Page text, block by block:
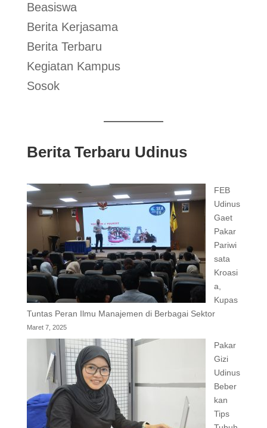
Beasiswa
Berita Kerjasama
Berita Terbaru
Kegiatan Kampus
Sosok
Berita Terbaru Udinus
FEB
Udinus
Gaet
Pakar
Pariwi
sata
Kroasi
a,
Kupas
Tuntas Peran Ilmu Manajemen di Berbagai Sektor
Maret 7, 2025
Pakar
Gizi
Udinus
Beber
kan
Tips